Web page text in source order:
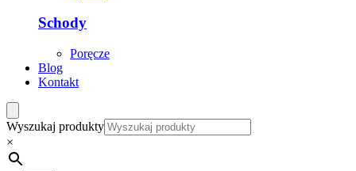
Schody
Poręcze
Blog
Kontakt
Wyszukaj produkty
×